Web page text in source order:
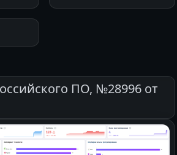
ПО, №28996 от